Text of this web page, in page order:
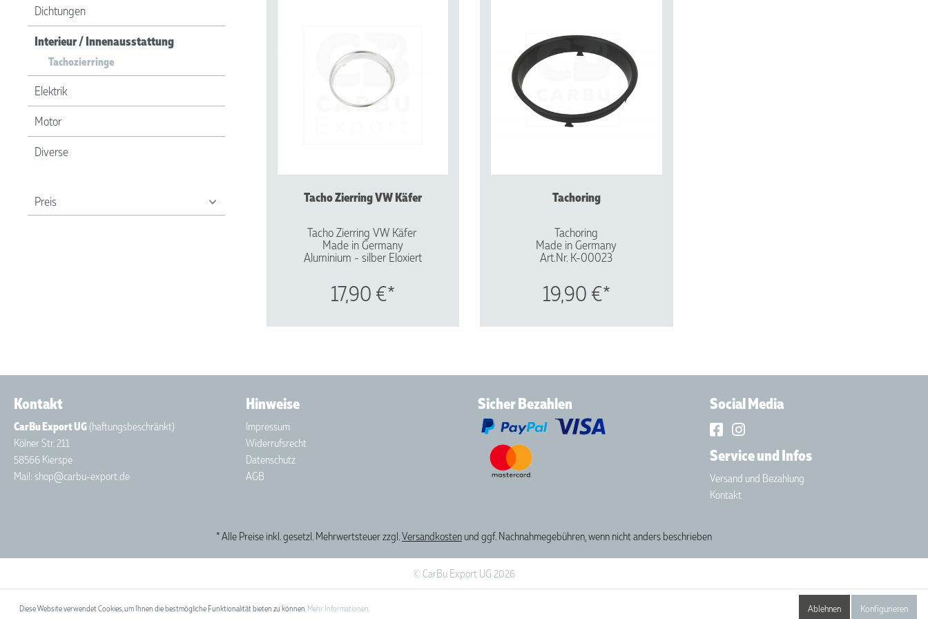
Schriftzüge / Embleme
Motor
Dichtungen
Interieur / Innenausstattung
Tachozierringe
Elektrik
Motor
Diverse
Preis Tacho Zierring VW Käfer
Tacho Zierring VW Käfer
Made in Germany
Aluminium - silber Eloxiert
Aluminium - hochglanzeloxiert
17,90 €*
Tachoring
Tachoring
Made in Germany
Art.Nr. K-00023
19,90 €*
Kontakt
CarBu Export UG(haftungsbeschränkt)
Kölner Str. 211
58566 Kierspe
Mail: shop@carbu-export.de
Hinweise
Impressum
Widerrufsrecht
Datenschutz
AGB
Sicher Bezahlen Social Media
Service und Infos
Versand und Bezahlung
Kontakt
* Alle Preise inkl. gesetzl. Mehrwertsteuer zzgl.Versandkosten und ggf. Nachnahmegebühren, wenn nicht anders beschrieben
© CarBu Export UG 2026
Diese Website verwendet Cookies, um Ihnen die bestmögliche Funktionalität bieten zu können.Mehr Informationen. Ablehnen Konfigurieren